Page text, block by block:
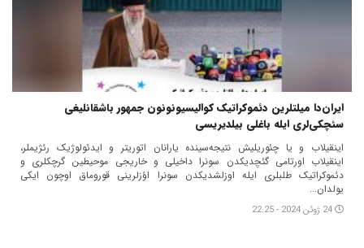
ایران‌دا میلتلرین دئموکراتیک کوالیسیونونون جمهور باشقانلیغی
سئچکی‌لری ایله باغلی بیلدیریسی
اینقیلاب و یا چئوریلیش نتیجه‌سینده یارانان اتوریتر و ایدئولوژیک رئژیملر،
اینقیلاب اورتامی گئچدیکدن سونرا داخیلی و خاریجی موحیطین گرچکلری و
دئموکراتیک طلبلری ایله اوزلشدیکدن سونرا اؤزلرینی قوروماق اوچون ایکی
یولدان...
24 ژوئن 2024 - 22:25